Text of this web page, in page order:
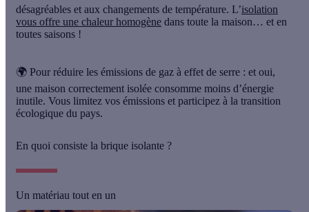
désagréables et aux changements de température. L’isolation
vous offre une chaleur homogène dans toute la maison… et en
toutes saisons !
🌍 Pour réduire les émissions de gaz à effet de serre : et oui,
une maison correctement isolée consomme moins d’énergie
inutile. Vous limitez vos émissions et participez à la transition
écologique du pays.
En quoi consiste la brique isolante ?
Un matériau tout en un